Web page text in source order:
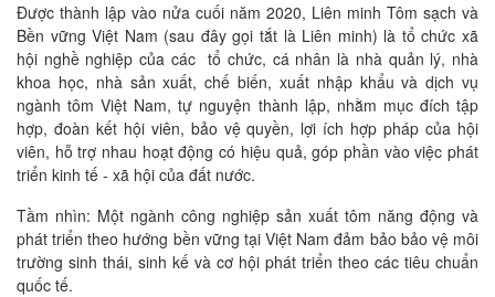
Được thành lập vào nửa cuối năm 2020, Liên minh Tôm sạch và
Bền vững Việt Nam (sau đây gọi tắt là Liên minh) là tổ chức xã
hội nghề nghiệp của các tổ chức, cá nhân là nhà quản lý, nhà
khoa học, nhà sản xuất, chế biến, xuất nhập khẩu và dịch vụ
ngành tôm Việt Nam, tự nguyện thành lập, nhằm mục đích tập
hợp, đoàn kết hội viên, bảo vệ quyền, lợi ích hợp pháp của hội
viên, hỗ trợ nhau hoạt động có hiệu quả, góp phần vào việc phát
triển kinh tế - xã hội của đất nước.
Tầm nhìn: Một ngành công nghiệp sản xuất tôm năng động và
phát triển theo hướng bền vững tại Việt Nam đảm bảo bảo vệ môi
trường sinh thái, sinh kế và cơ hội phát triển theo các tiêu chuẩn
quốc tế.